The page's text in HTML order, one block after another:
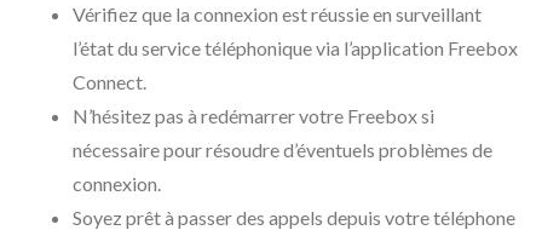
Vérifiez que la connexion est réussie en surveillant
l’état du service téléphonique via l’application Freebox
Connect.
N’hésitez pas à redémarrer votre Freebox si
nécessaire pour résoudre d’éventuels problèmes de
connexion.
Soyez prêt à passer des appels depuis votre téléphone